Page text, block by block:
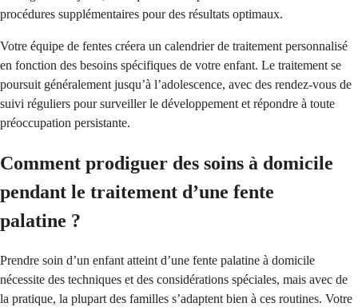
procédures supplémentaires pour des résultats optimaux.
Votre équipe de fentes créera un calendrier de traitement personnalisé
en fonction des besoins spécifiques de votre enfant. Le traitement se
poursuit généralement jusqu’à l’adolescence, avec des rendez-vous de
suivi réguliers pour surveiller le développement et répondre à toute
préoccupation persistante.
Comment prodiguer des soins à domicile
pendant le traitement d’une fente
palatine ?
Prendre soin d’un enfant atteint d’une fente palatine à domicile
nécessite des techniques et des considérations spéciales, mais avec de
la pratique, la plupart des familles s’adaptent bien à ces routines. Votre